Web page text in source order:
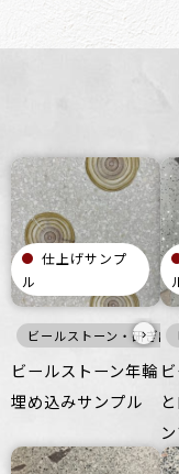
仕上げサンプ
ル
ビールストーン・研ぎ出
›
ビールストーン年輪
埋め込みサンプル